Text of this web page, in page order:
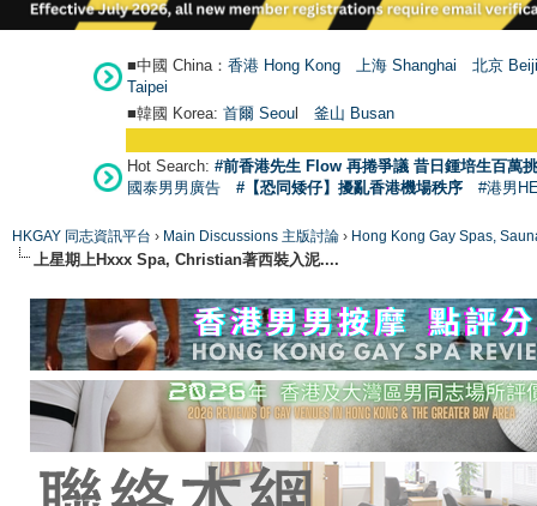
■中國 China： 香港 Hong Kong 上海 Shanghai
北京
Taipei
■韓國 Korea: 首爾 Seoul 釜山 Busan
Hot Search: #前香港先生 Flow 再捲爭議 昔日鍾培生百萬
國泰男男廣告
#【恐同矮仔】擾亂香港機場秩序 #港男
HKGAY 同志資訊平台 › Main Discussions 主版討論 › Hong Kong Gay Spas,
上星期上Hxxx Spa, Christian著西裝入泥....